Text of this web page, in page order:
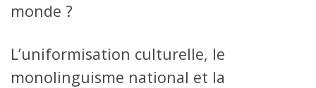
monde ?
L’uniformisation culturelle, le
monolinguisme national et la